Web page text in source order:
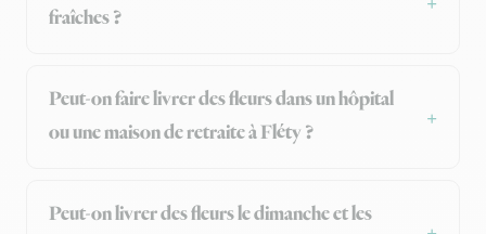
fraîches ?
Peut-on faire livrer des fleurs dans un hôpital
ou une maison de retraite à Fléty ?
Peut-on livrer des fleurs le dimanche et les